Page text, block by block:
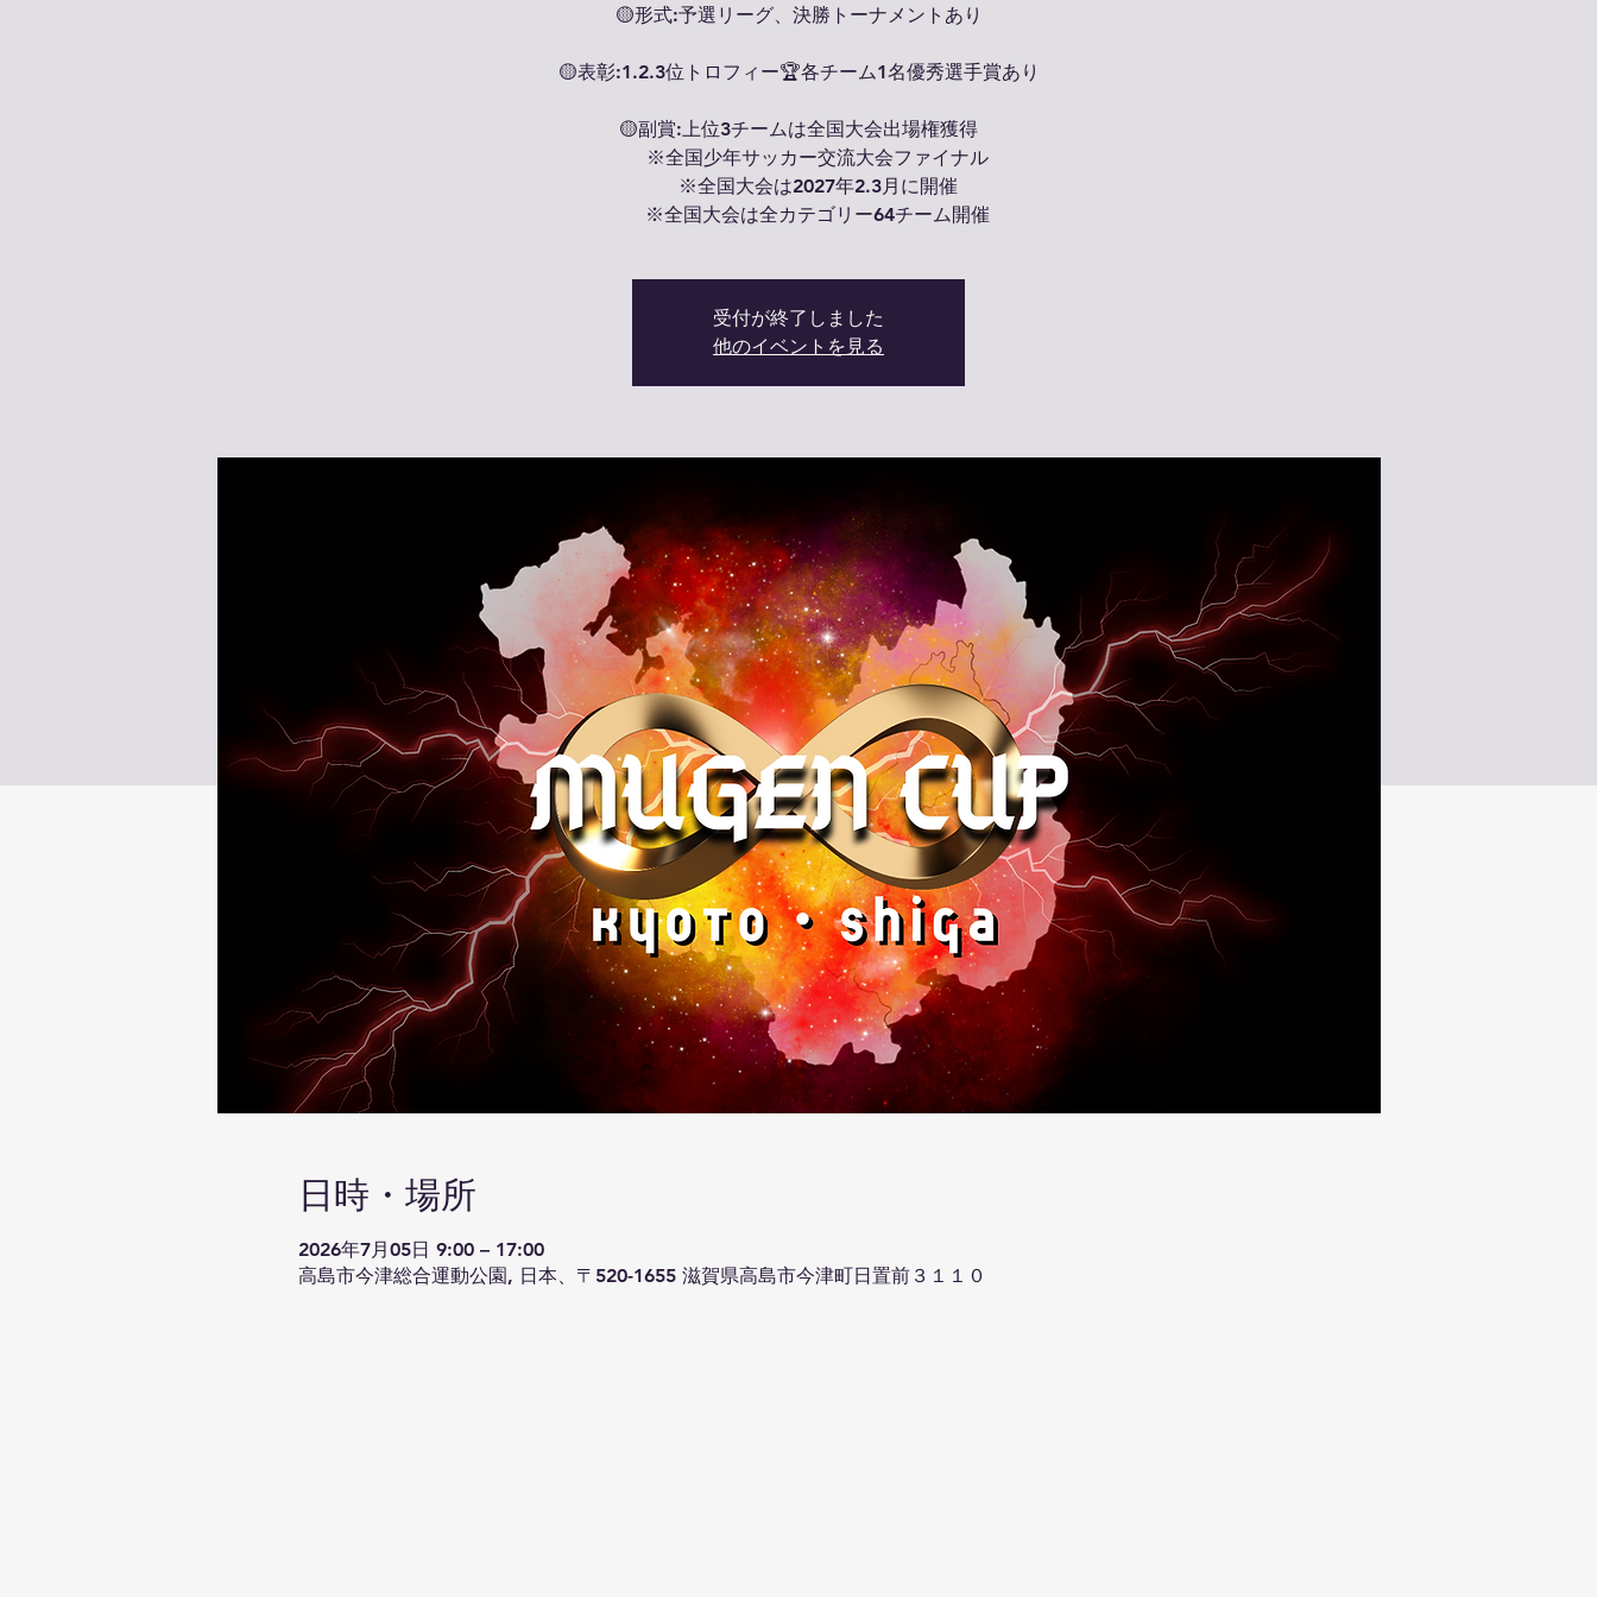
🟡形式:予選リーグ、決勝トーナメントあり
🟡表彰:1.2.3位トロフィー🏆各チーム1名優秀選手賞あり
🟡副賞:上位3チームは全国大会出場権獲得
※全国少年サッカー交流大会ファイナル
※全国大会は2027年2.3月に開催
※全国大会は全カテゴリー64チーム開催
受付が終了しました
他のイベントを見る
日時・場所
2026年7月05日 9:00 – 17:00
高島市今津総合運動公園, 日本、〒520-1655 滋賀県高島市今津町日置前３１１０